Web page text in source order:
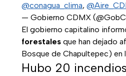
@conagua_clima,
— Gobierno CDMX
El gobierno capitalino
forestales que han dejado
Bosque de Chapultepec) en
Hubo 20